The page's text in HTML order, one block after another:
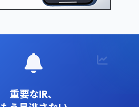
重要なIR、